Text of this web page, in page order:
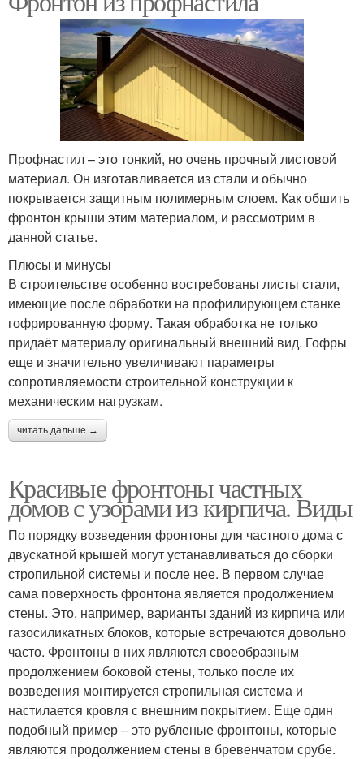
Профнастил – это тонкий, но очень прочный листовой
материал. Он изготавливается из стали и обычно
покрывается защитным полимерным слоем. Как обшить
фронтон крыши этим материалом, и рассмотрим в
данной статье.
Плюсы и минусы
В строительстве особенно востребованы листы стали,
имеющие после обработки на профилирующем станке
гофрированную форму. Такая обработка не только
придаёт материалу оригинальный внешний вид. Гофры
еще и значительно увеличивают параметры
сопротивляемости строительной конструкции к
механическим нагрузкам.
читать дальше →
Красивые фронтоны частных
домов с узорами из кирпича. Виды
По порядку возведения фронтоны для частного дома с
двускатной крышей могут устанавливаться до сборки
стропильной системы и после нее. В первом случае
сама поверхность фронтона является продолжением
стены. Это, например, варианты зданий из кирпича или
газосиликатных блоков, которые встречаются довольно
часто. Фронтоны в них являются своеобразным
продолжением боковой стены, только после их
возведения монтируется стропильная система и
настилается кровля с внешним покрытием. Еще один
подобный пример – это рубленые фронтоны, которые
являются продолжением стены в бревенчатом срубе.